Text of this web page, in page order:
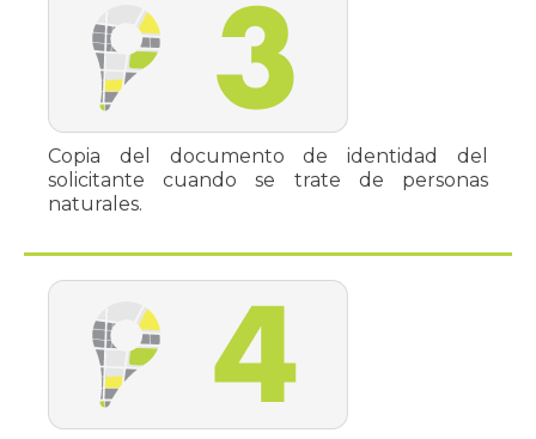
Copia del documento de identidad del
solicitante cuando se trate de personas
naturales.